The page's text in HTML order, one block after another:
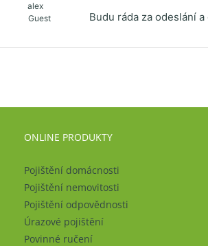
alex
Guest
Budu ráda za odeslání
ONLINE PRODUKTY
Pojištění domácnosti
Pojištění nemovitosti
Pojištění odpovědnosti
Úrazové pojištění
Povinné ručení